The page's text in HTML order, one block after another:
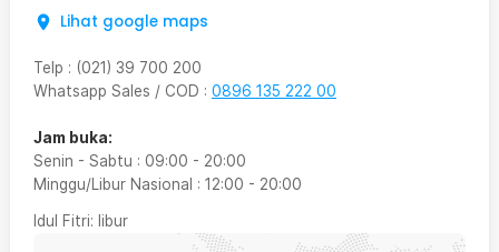
Lihat google maps
Telp : (021) 39 700 200
Whatsapp Sales / COD : 0896 135 222 00
Jam buka:
Senin - Sabtu : 09:00 - 20:00
Minggu/Libur Nasional : 12:00 - 20:00
Idul Fitri: libur